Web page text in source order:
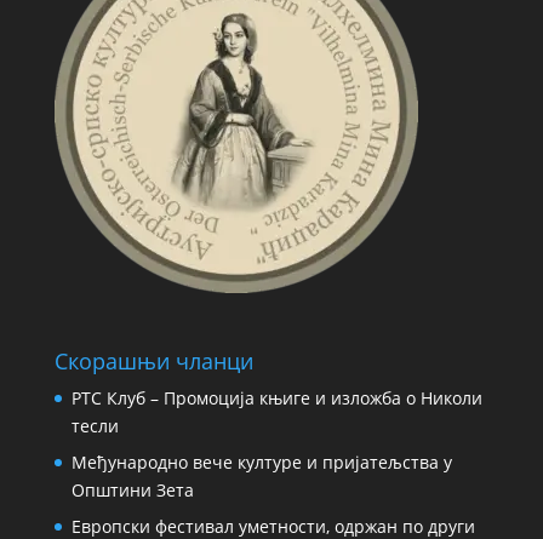
Скорашњи чланци
РТС Клуб – Промоција књиге и изложба о Николи
тесли
Међународно вече културе и пријатељства у
Општини Зета
Европски фестивал уметности, одржан по други